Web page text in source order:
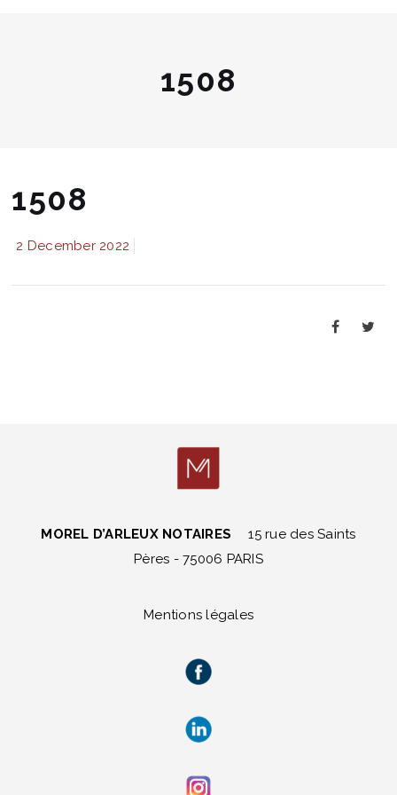
1508
1508
2 December 2022
MOREL D’ARLEUX NOTAIRES
15 rue des Saints
Pères - 75006 PARIS
Mentions légales